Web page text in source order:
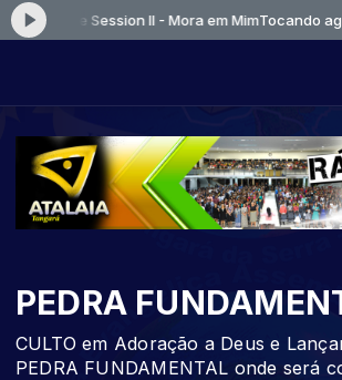
- Live Session II - Mora em MimTocando
PEDRA
CULTO em Adoração a Deus e
PEDRA FUNDAMENTAL onde será